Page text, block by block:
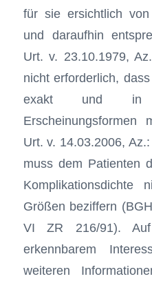
für sie ersichtlich
und daraufhin
Urt. v. 23.10.1979,
nicht erforderlich,
exakt und in
Erscheinungsformen
Urt. v. 14.03.2006,
muss dem Patienten
Komplikationsdichte
Größen beziffern
VI ZR 216/91).
erkennbarem
weiteren